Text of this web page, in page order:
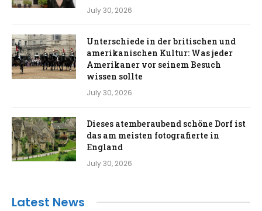
July 30, 2026
Unterschiede in der britischen und
amerikanischen Kultur: Was jeder
Amerikaner vor seinem Besuch
wissen sollte
July 30, 2026
Dieses atemberaubend schöne Dorf ist
das am meisten fotografierte in
England
July 30, 2026
Latest News